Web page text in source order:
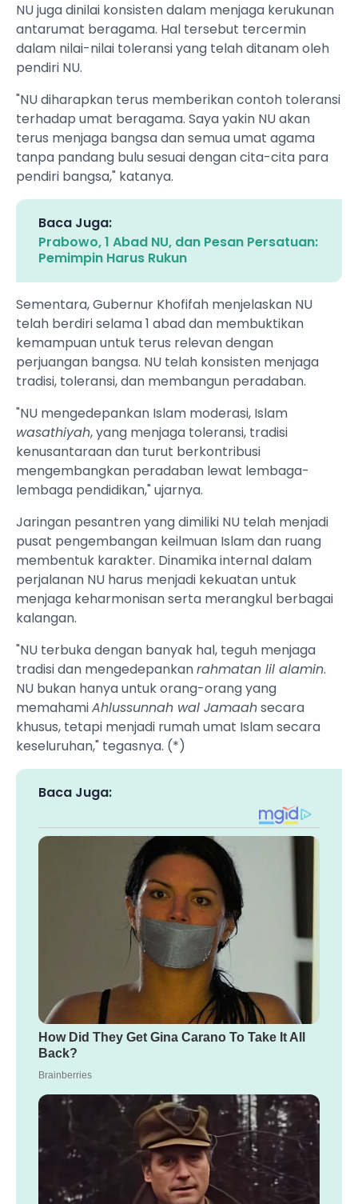
NU juga dinilai konsisten dalam menjaga kerukunan
antarumat beragama. Hal tersebut tercermin
dalam nilai-nilai toleransi yang telah ditanam oleh
pendiri NU.
"NU diharapkan terus memberikan contoh toleransi
terhadap umat beragama. Saya yakin NU akan
terus menjaga bangsa dan semua umat agama
tanpa pandang bulu sesuai dengan cita-cita para
pendiri bangsa," katanya.
Baca Juga:
Prabowo, 1 Abad NU, dan Pesan Persatuan:
Pemimpin Harus Rukun
Sementara, Gubernur Khofifah menjelaskan NU
telah berdiri selama 1 abad dan membuktikan
kemampuan untuk terus relevan dengan
perjuangan bangsa. NU telah konsisten menjaga
tradisi, toleransi, dan membangun peradaban.
"NU mengedepankan Islam moderasi, Islam
wasathiyah, yang menjaga toleransi, tradisi
kenusantaraan dan turut berkontribusi
mengembangkan peradaban lewat lembaga-
lembaga pendidikan," ujarnya.
Jaringan pesantren yang dimiliki NU telah menjadi
pusat pengembangan keilmuan Islam dan ruang
membentuk karakter. Dinamika internal dalam
perjalanan NU harus menjadi kekuatan untuk
menjaga keharmonisan serta merangkul berbagai
kalangan.
"NU terbuka dengan banyak hal, teguh menjaga
tradisi dan mengedepankanrahmatan lil alamin.
NU bukan hanya untuk orang-orang yang
memahamiAhlussunnah wal Jamaahsecara
khusus, tetapi menjadi rumah umat Islam secara
keseluruhan," tegasnya. (*)
Baca Juga: